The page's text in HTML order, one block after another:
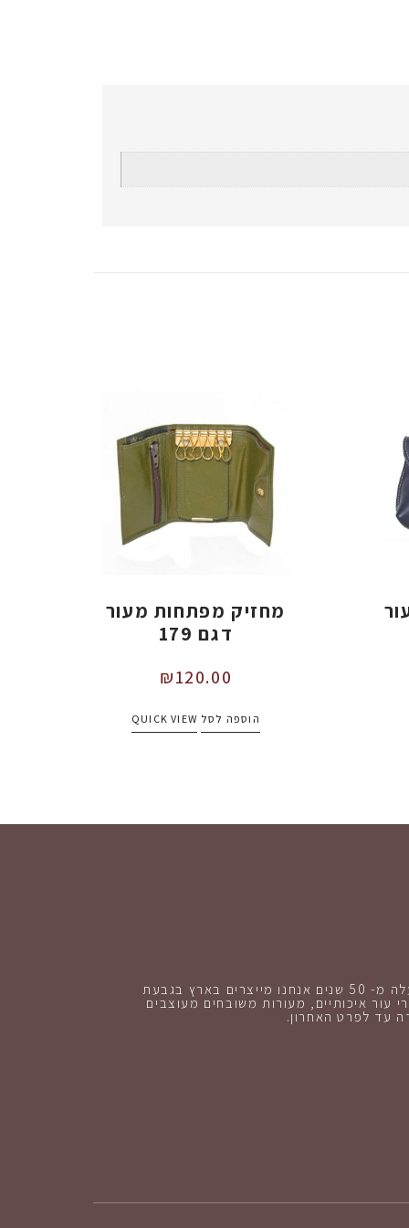
מחזיק מפתחות מעור
דגם 179
₪120.00
הוספה לסל QUICK VIEW
כבר למעלה מ- 50 שנים אנחנו מייצרים בארץ בגבעת
עור איכותיים, מעורות משובחים מעוצבים
עד לפרט האחרון.